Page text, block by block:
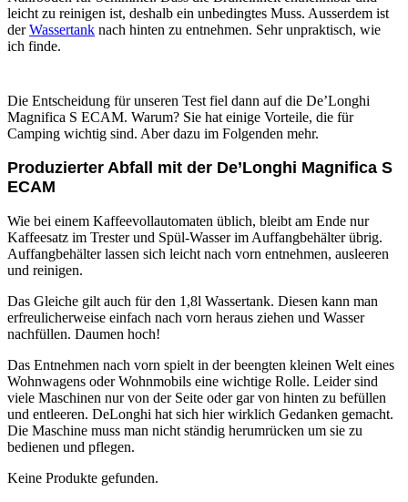
leicht zu reinigen ist, deshalb ein unbedingtes Muss. Ausserdem ist
derWassertank nach hinten zu entnehmen. Sehr unpraktisch, wie
ich finde.
Die Entscheidung für unseren Test fiel dann auf die De’Longhi
Magnifica S ECAM. Warum? Sie hat einige Vorteile, die für
Camping wichtig sind. Aber dazu im Folgenden mehr.
Produzierter Abfall mit der De’Longhi Magnifica S
ECAM
Wie bei einem Kaffeevollautomaten üblich, bleibt am Ende nur
Kaffeesatz im Trester und Spül-Wasser im Auffangbehälter übrig.
Auffangbehälter lassen sich leicht nach vorn entnehmen, ausleeren
und reinigen.
Das Gleiche gilt auch für den 1,8l Wassertank. Diesen kann man
erfreulicherweise einfach nach vorn heraus ziehen und Wasser
nachfüllen. Daumen hoch!
Das Entnehmen nach vorn spielt in der beengten kleinen Welt eines
Wohnwagens oder Wohnmobils eine wichtige Rolle. Leider sind
viele Maschinen nur von der Seite oder gar von hinten zu befüllen
und entleeren. DeLonghi hat sich hier wirklich Gedanken gemacht.
Die Maschine muss man nicht ständig herumrücken um sie zu
bedienen und pflegen.
Keine Produkte gefunden.